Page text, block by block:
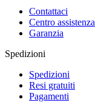
Contattaci
Centro assistenza
Garanzia
Spedizioni
Spedizioni
Resi gratuiti
Pagamenti